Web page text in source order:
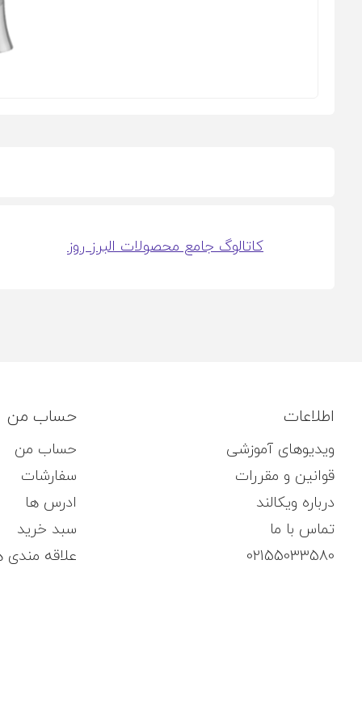
کاتالوگ جامع محصولات البرز روز
اطلاعات
ویدیوهای آموزشی
قوانین و مقررات
درباره ویکالند
تماس با ما
02155033580
حساب من
حساب من
سفارشات
ادرس ها
سبد خرید
علاقه مندی